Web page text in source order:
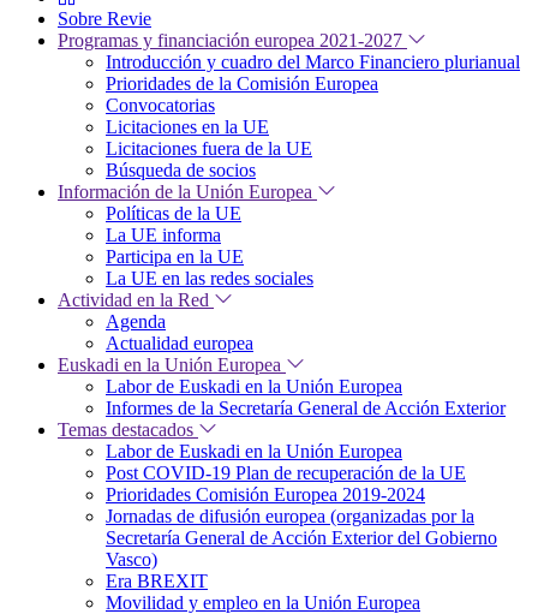
Sobre Revie
Programas y financiación europea 2021-2027
Introducción y cuadro del Marco Financiero plurianual
Prioridades de la Comisión Europea
Convocatorias
Licitaciones en la UE
Licitaciones fuera de la UE
Búsqueda de socios
Información de la Unión Europea
Políticas de la UE
La UE informa
Participa en la UE
La UE en las redes sociales
Actividad en la Red
Agenda
Actualidad europea
Euskadi en la Unión Europea
Labor de Euskadi en la Unión Europea
Informes de la Secretaría General de Acción Exterior
Temas destacados
Labor de Euskadi en la Unión Europea
Post COVID-19 Plan de recuperación de la UE
Prioridades Comisión Europea 2019-2024
Jornadas de difusión europea (organizadas por la
Secretaría General de Acción Exterior del Gobierno
Vasco)
Era BREXIT
Movilidad y empleo en la Unión Europea